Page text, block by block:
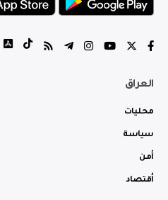
العراق
محليات
سياسة
أمن
أقتصاد